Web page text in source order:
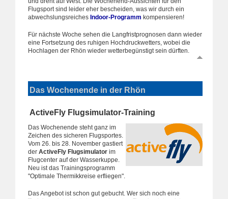
Flugsport sind leider eher bescheiden, was wir durch ein
abwechslungsreiches Indoor-Programm kompensieren!
Für nächste Woche sehen die Langfristprognosen dann wieder
eine Fortsetzung des ruhigen Hochdruckwetters, wobei die
Hochlagen der Rhön wieder wetterbegünstigt sein dürften.
Das Wochenende in der Rhön
ActiveFly Flugsimulator-Training
Das Wochenende steht ganz im
Zeichen des sicheren Flugsportes.
Vom 26. bis 28. November gastiert
der ActiveFly Flugsimulator im
Flugcenter auf der Wasserkuppe.
Neu ist das Trainingsprogramm
"Optimale Thermikkreise erfliegen".
Das Angebot ist schon gut gebucht. Wer sich noch eine